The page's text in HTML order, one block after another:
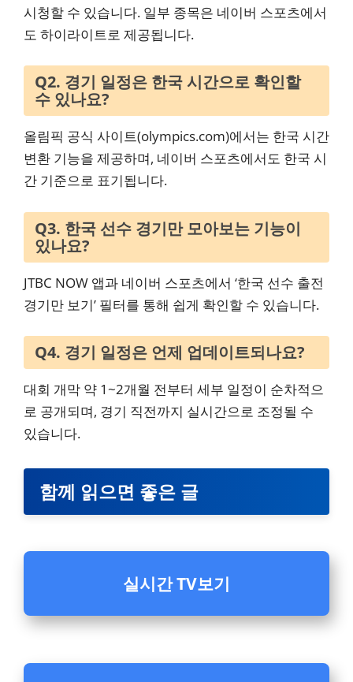
시청할 수 있습니다. 일부 종목은 네이버 스포츠에서
도 하이라이트로 제공됩니다.
Q2. 경기 일정은 한국 시간으로 확인할
수 있나요?
올림픽 공식 사이트(olympics.com)에서는 한국 시간
변환 기능을 제공하며, 네이버 스포츠에서도 한국 시
간 기준으로 표기됩니다.
Q3. 한국 선수 경기만 모아보는 기능이
있나요?
JTBC NOW 앱과 네이버 스포츠에서 ‘한국 선수 출전
경기만 보기’ 필터를 통해 쉽게 확인할 수 있습니다.
Q4. 경기 일정은 언제 업데이트되나요?
대회 개막 약 1~2개월 전부터 세부 일정이 순차적으
로 공개되며, 경기 직전까지 실시간으로 조정될 수
있습니다.
함께 읽으면 좋은 글
실시간 TV보기